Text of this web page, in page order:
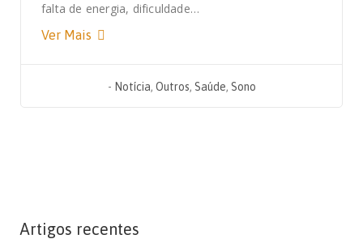
falta de energia, dificuldade…
Ver Mais
- Notícia, Outros, Saúde, Sono
Artigos recentes